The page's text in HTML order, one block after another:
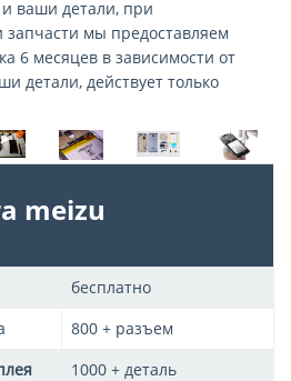
и ваши детали, при
мы предоставляем
6 месяцев в зависимости от
детали, действует только
meizu
бесплатно
800 + разъем
1000 + деталь